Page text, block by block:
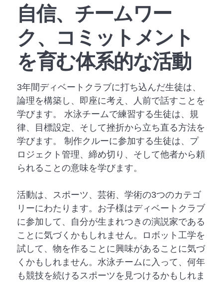
自信、チームワー
ク、コミットメント
を育む体系的な活動
3年間ディベートクラブに打ち込んだ生徒は、
論理を構築し、即座に考え、人前で話すことを
学びます。 水泳チームで練習する生徒は、規
律、目標設定、そして挫折から立ち直る方法を
学びます。 制作クルーに参加する生徒は、プ
ロジェクト管理、締め切り、そして他者から頼
られることの意味を学びます。
活動は、スポーツ、芸術、学術の3つのカテゴ
リーにわたります。お子様はディベートクラブ
に参加して、自分が生まれつきの演説家である
ことに気づくかもしれません。ロボット工学を
試して、物を作ることに興味があることに気づ
くかもしれません。水泳チームに入って、何年
も競技を続けるスポーツを見つけるかもしれま